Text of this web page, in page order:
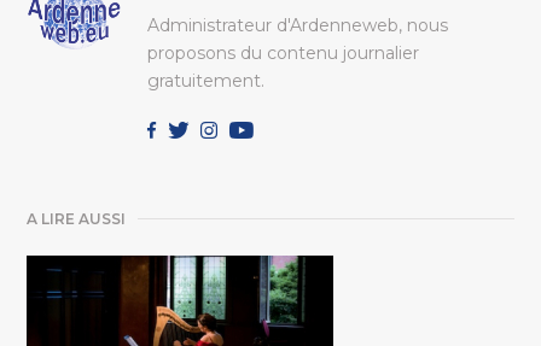
Administrateur d'Ardenneweb, nous
proposons du contenu journalier
gratuitement.
A LIRE AUSSI